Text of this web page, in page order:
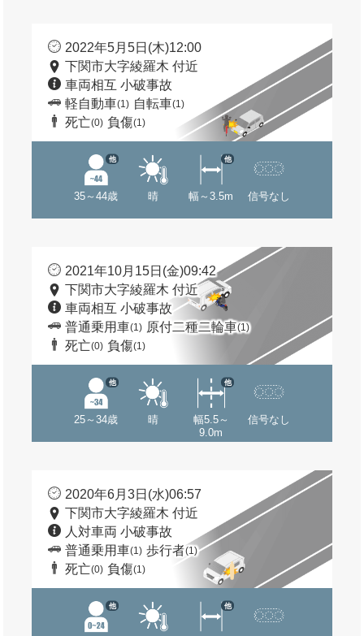
2022年5月5日(木)12:00
下関市大字綾羅木 付近
車両相互 小破事故
軽自動車(1) 自転車(1)
死亡(0) 負傷(1)
35～44歳
他
晴 幅～3.5m
他
信号なし
2021年10月15日(金)09:42
下関市大字綾羅木 付近
車両相互 小破事故
普通乗用車(1) 原付二種二輪車(1)
死亡(0) 負傷(1)
25～34歳
他
晴
幅5.5～
9.0m
他
信号なし
2020年6月3日(水)06:57
下関市大字綾羅木 付近
人対車両 小破事故
普通乗用車(1) 歩行者(1)
死亡(0) 負傷(1)
他 他